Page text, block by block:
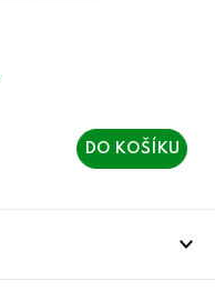
DO KOŠÍKU